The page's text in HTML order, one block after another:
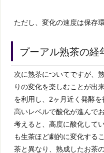
ただし、変化の速度は保存
プーアル熟茶の経
次に熟茶についてですが、
りの変化を楽しむことが出
を利用し、2ヶ月近く発酵
高いレベルで酸化が進んで
考えると、高度に酸化して
も生茶ほど劇的に変化する
茶と異なり、熟成したお茶